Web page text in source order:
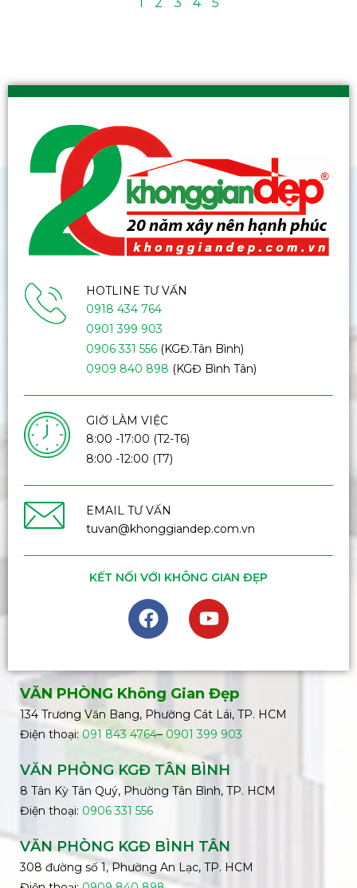
HOTLINE TƯ VẤN
0918 434 764
0901 399 903
0906 331 556(KGĐ.Tân Bình)
0909 840 898 (KGĐ Bình Tân)
GIỜ LÀM VIỆC
8:00 -17:00 (T2-T6)
8:00 -12:00 (T7)
EMAIL TƯ VẤN
tuvan@khonggiandep.com.vn
KẾT NỐI VỚI KHÔNG GIAN ĐẸP
VĂN PHÒNG Không Gian Đẹp
134 Trương Văn Bang, Phường Cát Lái, TP. HCM
Điện thoại:091 843 4764– 0901 399 903
VĂN PHÒNG KGĐ TÂN BÌNH
8 Tân Kỳ Tân Quý, Phường Tân Bình, TP. HCM
Điện thoại: 0906 331 556
VĂN PHÒNG KGĐ BÌNH TÂN
308 đường số 1, Phường An Lạc, TP. HCM